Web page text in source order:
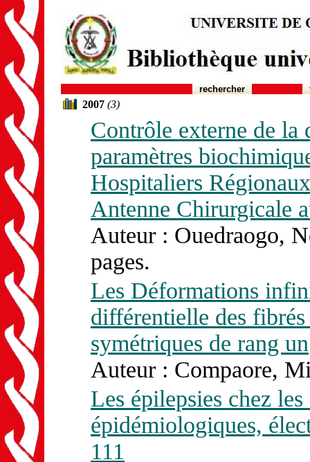
rechercher
2007 (3)
Contrôle externe de la
paramètres
Hospitaliers
Antenne Chirurgicale
Auteur : Ouedraogo,
pages.
Les Déformations
différentielle des fibrés
symétriques de rang un
Auteur : Compaore,
Les épilepsies chez
épidémiologiques,
111